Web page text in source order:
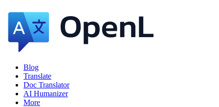
Blog
Translate
Doc Translator
AI Humanizer
More